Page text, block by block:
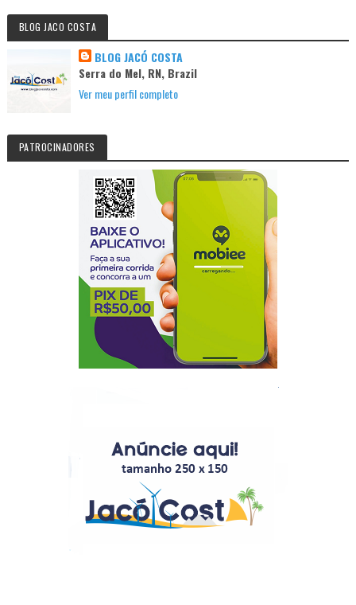
BLOG JACO COSTA
BLOG JACÓ COSTA
Serra do Mel, RN, Brazil
Ver meu perfil completo
PATROCINADORES